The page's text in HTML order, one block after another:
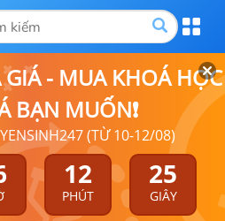
- MUA KHOÁ HỌC
BẠN MUỐN❗
(TỪ 10-12/08)
12
PHÚT
25
GIÂY